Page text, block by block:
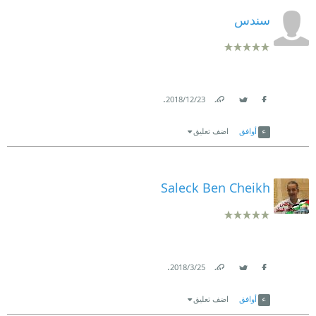
سندس
23‏/12‏/2018
.
أوافق اضف تعليق
Saleck Ben Cheikh
25‏/3‏/2018
.
أوافق اضف تعليق